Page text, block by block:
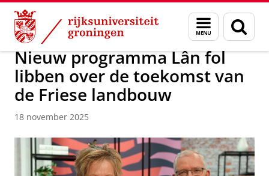
Skip
Content
Skip
Navigation
Menu
en
zoeken
Over ons Campus Fryslân
Nieuw programma Lân fol
libben over de toekomst van
de Friese landbouw
18 november 2025